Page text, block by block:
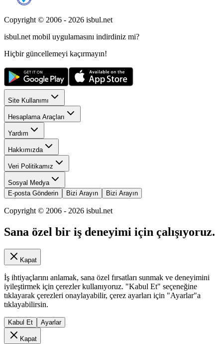
Copyright © 2006 - 2026 isbul.net
isbul.net mobil uygulamasını indirdiniz mi?
Hiçbir güncellemeyi kaçırmayın!
Site Kullanımı
Hesaplama Araçları
Yardım
Hakkımızda
Veri Politikamız
Sosyal Medya
E-posta Gönderin
Bizi Arayın Bizi Arayın
Copyright © 2006 - 2026 isbul.net
Sana özel bir iş deneyimi için çalışıyoruz.
Kapat
İş ihtiyaçlarını anlamak, sana özel fırsatları sunmak ve deneyimini
iyileştirmek için çerezler kullanıyoruz. "Kabul Et" seçeneğine
tıklayarak çerezleri onaylayabilir, çerez ayarları için "Ayarlar"a
tıklayabilirsin.
Kabul Et Ayarlar
Kapat